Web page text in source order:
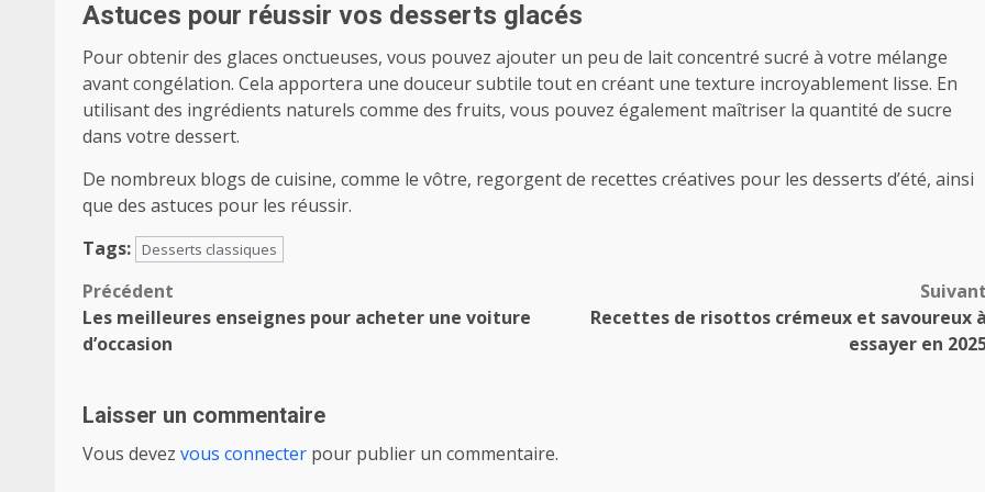
Astuces pour réussir vos desserts glacés
Pour obtenir des glaces onctueuses, vous pouvez ajouter un peu de lait concentré sucré à votre mélange
avant congélation. Cela apportera une douceur subtile tout en créant une texture incroyablement lisse. En
utilisant des ingrédients naturels comme des fruits, vous pouvez également maîtriser la quantité de sucre
dans votre dessert.
De nombreux blogs de cuisine, comme le vôtre, regorgent de recettes créatives pour les desserts d’été, ainsi
que des astuces pour les réussir.
Tags:
Desserts classiques
Navigation
d’article
Précédent
Les meilleures enseignes pour acheter une voiture
d’occasion
Suivant
Recettes de risottos crémeux et savoureux à
essayer en
Laisser un commentaire
Vous devez vous connecter pour publier un commentaire.